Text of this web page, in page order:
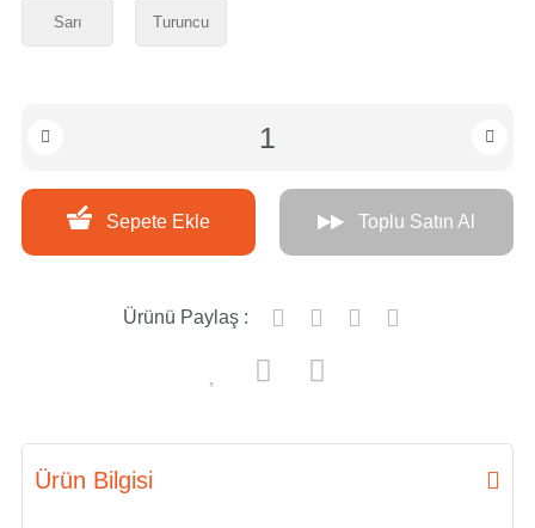
Sarı Turuncu
Sepete Ekle Toplu Satın Al
Ürünü Paylaş :
Ürün Bilgisi